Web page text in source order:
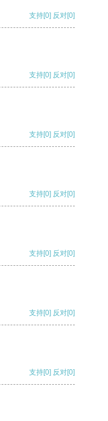
支持[0] 反对[0]
支持[0] 反对[0]
支持[0] 反对[0]
支持[0] 反对[0]
支持[0] 反对[0]
支持[0] 反对[0]
支持[0] 反对[0]